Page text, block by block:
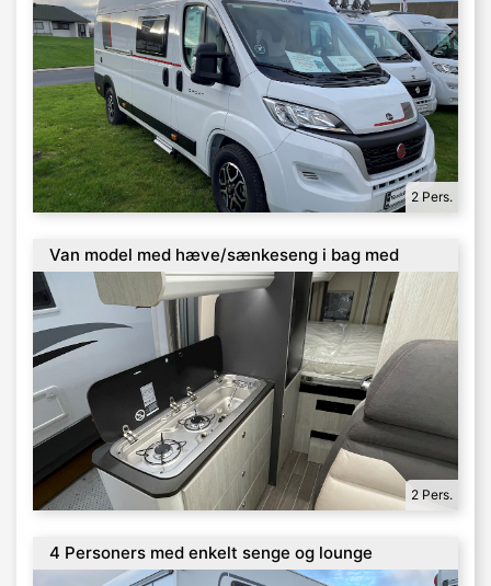
2 Pers.
Van model med hæve/sænkeseng i bag med
Anhængertræk og Automatgear
2 Pers.
4 Personers med enkelt senge og lounge
T7052EBL